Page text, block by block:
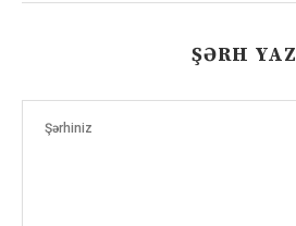
ŞƏRH YAZ